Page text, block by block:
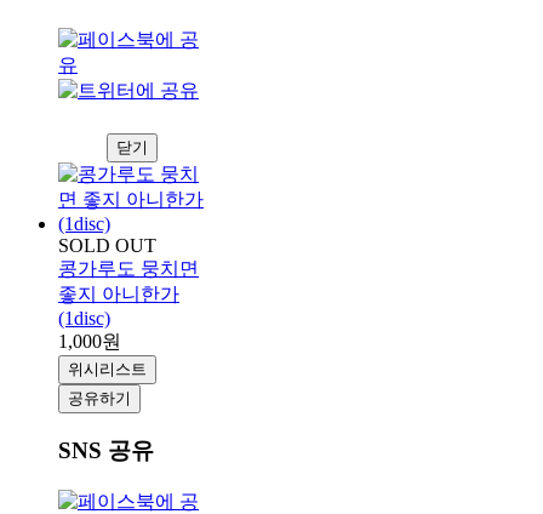
닫기
SOLD OUT
콩가루도 뭉치면
좋지 아니한가
(1disc)
1,000원
위시리스트
공유하기
SNS 공유